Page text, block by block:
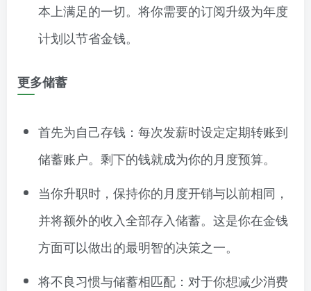
本上满足的一切。将你需要的订阅升级为年度
计划以节省金钱。
更多储蓄
首先为自己存钱：每次发薪时设定定期转账到
储蓄账户。剩下的钱就成为你的月度预算。
当你升职时，保持你的月度开销与以前相同，
并将额外的收入全部存入储蓄。这是你在金钱
方面可以做出的最明智的决策之一。
将不良习惯与储蓄相匹配：对于你想减少消费